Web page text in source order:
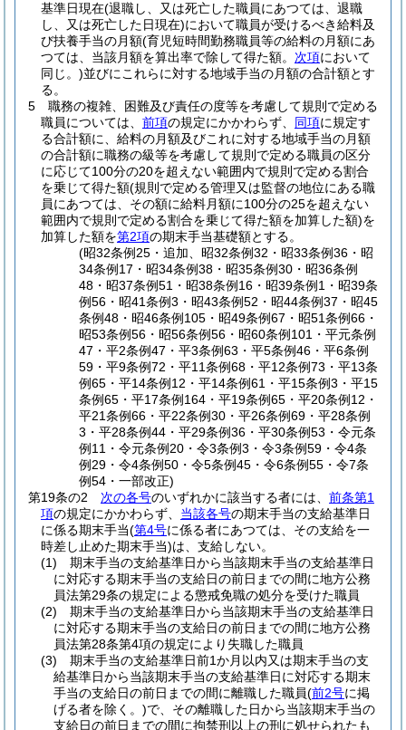
基準日現在(退職し、又は死亡した職員にあつては、退職
し、又は死亡した日現在)において職員が受けるべき給料及
び扶養手当の月額(育児短時間勤務職員等の給料の月額にあ
つては、当該月額を算出率で除して得た額。 次項において
同じ。)並びにこれらに対する地域手当の月額の合計額とす
る。
5
職務の複雑、困難及び責任の度等を考慮して規則で定める
職員については、 前項の規定にかかわらず、 同項に規定す
る合計額に、給料の月額及びこれに対する地域手当の月額
の合計額に職務の級等を考慮して規則で定める職員の区分
に応じて100分の20を超えない範囲内で規則で定める割合
を乗じて得た額(規則で定める管理又は監督の地位にある職
員にあつては、その額に給料月額に100分の25を超えない
範囲内で規則で定める割合を乗じて得た額を加算した額)を
加算した額を第2項の期末手当基礎額とする。
(昭32条例25・追加、昭32条例32・昭33条例36・昭
34条例17・昭34条例38・昭35条例30・昭36条例
48・昭37条例51・昭38条例16・昭39条例1・昭39条
例56・昭41条例3・昭43条例52・昭44条例37・昭45
条例48・昭46条例105・昭49条例67・昭51条例66・
昭53条例56・昭56条例56・昭60条例101・平元条例
47・平2条例47・平3条例63・平5条例46・平6条例
59・平9条例72・平11条例68・平12条例73・平13条
例65・平14条例12・平14条例61・平15条例3・平15
条例65・平17条例164・平19条例65・平20条例12・
平21条例66・平22条例30・平26条例69・平28条例
3・平28条例44・平29条例36・平30条例53・令元条
例11・令元条例20・令3条例3・令3条例59・令4条
例29・令4条例50・令5条例45・令6条例55・令7条
例54・一部改正)
第19条の2
次の各号のいずれかに該当する者には、 前条第1
項の規定にかかわらず、 当該各号の期末手当の支給基準日
に係る期末手当(第4号に係る者にあつては、その支給を一
時差し止めた期末手当)は、支給しない。
(1)
期末手当の支給基準日から当該期末手当の支給基準日
に対応する期末手当の支給日の前日までの間に地方公務
員法第29条の規定による懲戒免職の処分を受けた職員
(2)
期末手当の支給基準日から当該期末手当の支給基準日
に対応する期末手当の支給日の前日までの間に地方公務
員法第28条第4項の規定により失職した職員
(3)
期末手当の支給基準日前1か月以内又は期末手当の支
給基準日から当該期末手当の支給基準日に対応する期末
手当の支給日の前日までの間に離職した職員(前2号に掲
げる者を除く。)で、その離職した日から当該期末手当の
支給日の前日までの間に拘禁刑以上の刑に処せられたも